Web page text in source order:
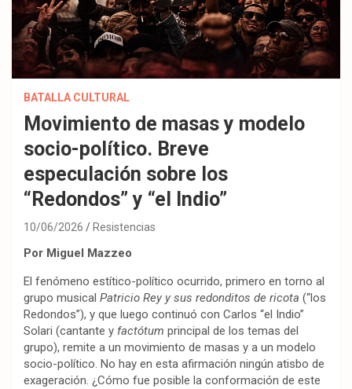
BATALLA CULTURAL
Movimiento de masas y modelo
socio-político. Breve
especulación sobre los
“Redondos” y “el Indio”
10/06/2026 Resistencias
Por Miguel Mazzeo
El fenómeno estítico-político ocurrido, primero en torno al
grupo musical Patricio Rey y sus redonditos de ricota (“los
Redondos”), y que luego continuó con Carlos “el Indio”
Solari (cantante y factótum principal de los temas del
grupo), remite a un movimiento de masas y a un modelo
socio-político. No hay en esta afirmación ningún atisbo de
exageración. ¿Cómo fue posible la conformación de este